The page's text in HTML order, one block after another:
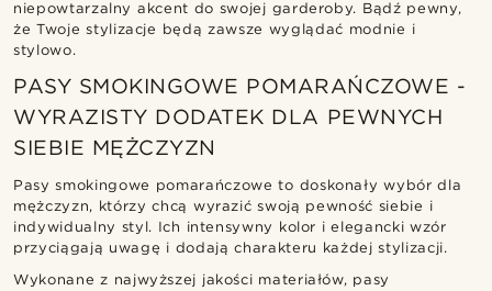
niepowtarzalny akcent do swojej garderoby. Bądź pewny,
że Twoje stylizacje będą zawsze wyglądać modnie i
stylowo.
PASY SMOKINGOWE POMARAŃCZOWE -
WYRAZISTY DODATEK DLA PEWNYCH
SIEBIE MĘŻCZYZN
Pasy smokingowe pomarańczowe to doskonały wybór dla
mężczyzn, którzy chcą wyrazić swoją pewność siebie i
indywidualny styl. Ich intensywny kolor i elegancki wzór
przyciągają uwagę i dodają charakteru każdej stylizacji.
Wykonane z najwyższej jakości materiałów, pasy